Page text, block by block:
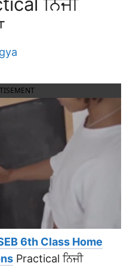
6th Class Home
Practical ਨਿਜੀ